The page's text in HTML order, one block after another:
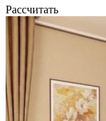
Рассчитать